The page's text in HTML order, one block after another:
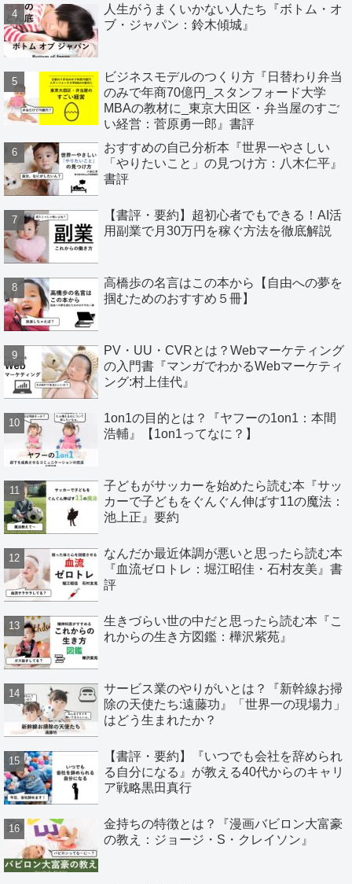
人生がうまくいかない人たち『ボトム・オ
ブ・ジャパン：鈴木傾城』
ビジネスモデルのつくり方『日替わり弁当
のみで年商70億円_スタンフォード大学
MBAの教材に_東京大田区・弁当屋のすご
い経営：菅原勇一郎』書評
おすすめの自己分析本『世界一やさしい
「やりたいこと」の見つけ方：八木仁平』
書評
【書評・要約】超初心者でもできる！AI活
用副業で月30万円を稼ぐ方法を徹底解説
高橋歩の名言はこの本から【自由への夢を
掴むためのおすすめ５冊】
PV・UU・CVRとは？Webマーケティング
の入門書『マンガでわかるWebマーケティ
ング:村上佳代』
1on1の目的とは？『ヤフーの1on1：本間
浩輔』【1on1ってなに？】
子どもがサッカーを始めたら読む本『サッ
カーで子どもをぐんぐん伸ばす11の魔法：
池上正』要約
なんだか最近体調が悪いと思ったら読む本
『血流ゼロトレ：堀江昭佳・石村友美』書
評
生きづらい世の中だと思ったら読む本『こ
れからの生き方図鑑：樺沢紫苑』
サービス業のやりがいとは？『新幹線お掃
除の天使たち:遠藤功』「世界一の現場力」
はどう生まれたか？
【書評・要約】『いつでも会社を辞められ
る自分になる』が教える40代からのキャリ
ア戦略黒田真行
金持ちの特徴とは？『漫画バビロン大富豪
の教え：ジョージ・S・クレイソン』